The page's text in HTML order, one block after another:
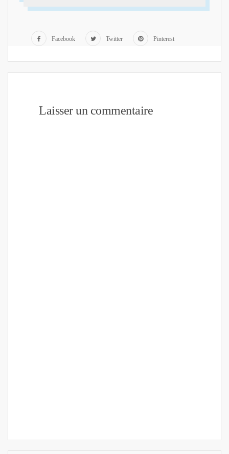
Facebook Twitter Pinterest
Laisser un commentaire